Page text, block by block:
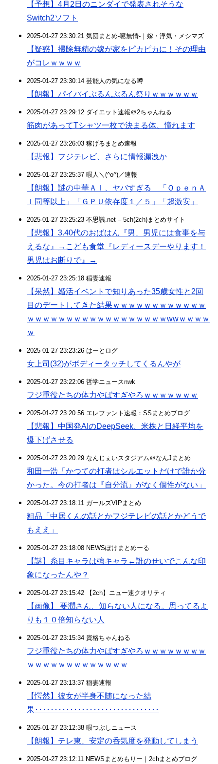
【予想】4月2日のニンダイで発表されそうな
Switch2ソフト
2025-01-27 23:30:21 気団まとめ-噫無情-｜嫁・浮気・メシマズ
【疑惑】掃除無精の嫁が家をピカピカに！その理由
がコレｗｗｗｗ
2025-01-27 23:30:14 芸能人の気になる噂
【朗報】パイパイぶるんぶるん祭りｗｗｗｗｗｗ
2025-01-27 23:29:12 ダイエット速報＠2ちゃんねる
筋肉があってTシャツ一枚で決まる体、憧れます
2025-01-27 23:26:03 稼げるまとめ速報
【悲報】フジテレビ、さらに情報漏洩か
2025-01-27 23:25:37 暇人＼(^o^)／速報
【朗報】謎の中華ＡＩ、ヤバすぎる 「ＯｐｅｎＡ
Ｉ同等以上」「ＧＰＵ依存度１／５」「超激安」
2025-01-27 23:25:23 不思議.net – 5ch(2ch)まとめサイト
【悲報】3.40代のおばはん『男、男児には食事を与
えるな』→こども食堂『レディースデーやります！
男児はお断りで』→
2025-01-27 23:25:18 稲妻速報
【呆然】婚活イベントで知りあった35歳女性と2回
目のデートしてきた結果ｗｗｗｗｗｗｗｗｗｗｗｗ
ｗｗｗｗｗｗｗｗｗｗｗｗｗｗｗｗｗｗwwｗｗｗｗ
ｗ
2025-01-27 23:23:26 はーとログ
女上司(32)がボディータッチしてくるんやが
2025-01-27 23:22:06 哲学ニュースnwk
フジ重役たちの体力やばすぎやろｗｗｗｗｗｗｗ
2025-01-27 23:20:56 エレファント速報：SSまとめブログ
【悲報】中国発AIのDeepSeek、米株と日経平均を
爆下げさせる
2025-01-27 23:20:29 なんじぇいスタジアム＠なんJまとめ
和田一浩「かつての打者はシルエットだけで誰か分
かった。今の打者は『自分流』がなく個性がない」
2025-01-27 23:18:11 ガールズVIPまとめ
粗品「中居くんの話とかフジテレビの話とかどうで
もええ」
2025-01-27 23:18:08 NEWSぽけまとめーる
【謎】糸目キャラは強キャラ←誰のせいでこんな印
象になったんや？
2025-01-27 23:15:42 【2ch】ニュー速クオリティ
【画像】 要潤さん、知らない人になる。思ってるよ
りも１０倍知らない人
2025-01-27 23:15:34 資格ちゃんねる
フジ重役たちの体力やばすぎやろｗｗｗｗｗｗｗｗ
ｗｗｗｗｗｗｗｗｗｗｗｗｗ
2025-01-27 23:13:37 稲妻速報
【愕然】彼女が半身不随になった結
果････････････････････････････････
2025-01-27 23:12:38 暇つぶしニュース
【朗報】テレ東、安定の呑気度を発動してしまう
2025-01-27 23:12:11 NEWSまとめもりー｜2chまとめブログ